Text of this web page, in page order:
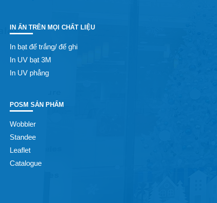
IN ẤN TRÊN MỌI CHẤT LIỆU
In bạt đế trắng/ đế ghi
In UV bạt 3M
In UV phẳng
POSM SẢN PHẨM
Wobbler
Standee
Leaflet
Catalogue